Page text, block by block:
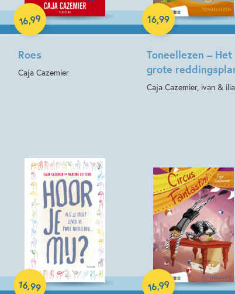
Roes
Caja Cazemier
16,99
Toneellezen – Het
grote
Caja Cazemier, ivan & ilia
16,99
16,99
Hardcover
16,99
Hardcover